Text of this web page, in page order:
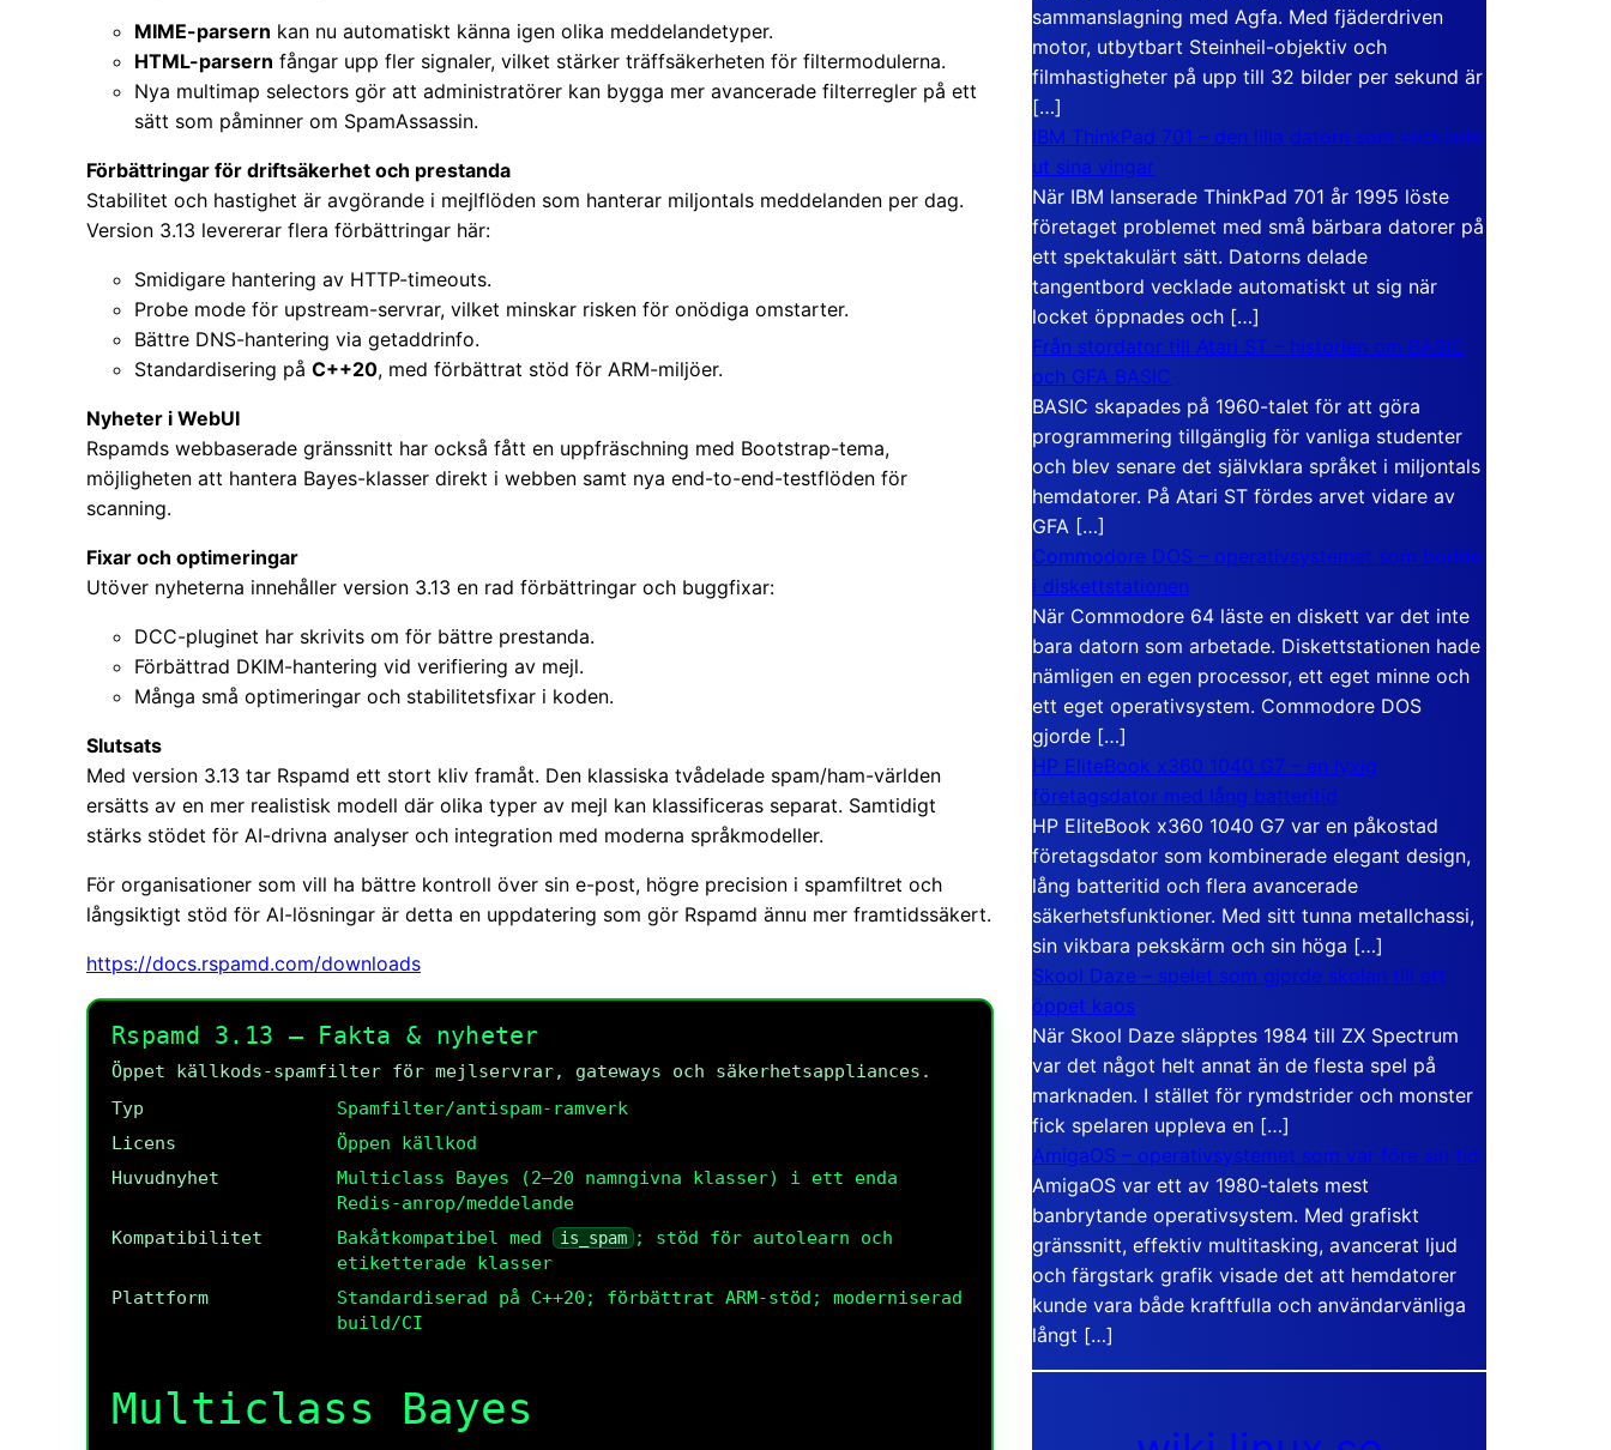
MIME-parsern kan nu automatiskt känna igen olika meddelandetyper.
HTML-parsern fångar upp fler signaler, vilket stärker träffsäkerheten för filtermodulerna.
Nya multimap selectors gör att administratörer kan bygga mer avancerade filterregler på ett
sätt som påminner om SpamAssassin.
Förbättringar för driftsäkerhet och prestanda
Stabilitet och hastighet är avgörande i mejlflöden som hanterar miljontals meddelanden per dag.
Version 3.13 levererar flera förbättringar här:
Smidigare hantering av HTTP-timeouts.
Probe mode för upstream-servrar, vilket minskar risken för onödiga omstarter.
Bättre DNS-hantering via getaddrinfo.
Standardisering på C++20, med förbättrat stöd för ARM-miljöer.
Nyheter i WebUI
Rspamds webbaserade gränssnitt har också fått en uppfräschning med Bootstrap-tema,
möjligheten att hantera Bayes-klasser direkt i webben samt nya end-to-end-testflöden för
scanning.
Fixar och optimeringar
Utöver nyheterna innehåller version 3.13 en rad förbättringar och buggfixar:
DCC-pluginet har skrivits om för bättre prestanda.
Förbättrad DKIM-hantering vid verifiering av mejl.
Många små optimeringar och stabilitetsfixar i koden.
Slutsats
Med version 3.13 tar Rspamd ett stort kliv framåt. Den klassiska tvådelade spam/ham-världen
ersätts av en mer realistisk modell där olika typer av mejl kan klassificeras separat. Samtidigt
stärks stödet för AI-drivna analyser och integration med moderna språkmodeller.
För organisationer som vill ha bättre kontroll över sin e-post, högre precision i spamfiltret och
långsiktigt stöd för AI-lösningar är detta en uppdatering som gör Rspamd ännu mer framtidssäkert.
https://docs.rspamd.com/downloads
Rspamd 3.13 — Fakta & nyheter
Öppet källkods-spamfilter för mejlservrar, gateways och säkerhetsappliances.
Typ
Spamfilter/antispam-ramverk
Licens
Öppen källkod
Huvudnyhet
Multiclass Bayes (2–20 namngivna klasser) i ett enda
Redis-anrop/meddelande
Kompatibilitet
Bakåtkompatibel med is_spam ; stöd för autolearn och
etiketterade klasser
Plattform
Standardiserad på C++20; förbättrat ARM-stöd; moderniserad
build/CI
Multiclass Bayes
sammanslagning med Agfa. Med fjäderdriven
motor, utbytbart Steinheil-objektiv och
filmhastigheter på upp till 32 bilder per sekund är
[…]
IBM ThinkPad 701 – den lilla datorn som vecklade
ut sina vingar
När IBM lanserade ThinkPad 701 år 1995 löste
företaget problemet med små bärbara datorer på
ett spektakulärt sätt. Datorns delade
tangentbord vecklade automatiskt ut sig när
locket öppnades och […]
Från stordator till Atari ST – historien om BASIC
och GFA BASIC
BASIC skapades på 1960-talet för att göra
programmering tillgänglig för vanliga studenter
och blev senare det självklara språket i miljontals
hemdatorer. På Atari ST fördes arvet vidare av
GFA […]
Commodore DOS – operativsystemet som bodde
i diskettstationen
När Commodore 64 läste en diskett var det inte
bara datorn som arbetade. Diskettstationen hade
nämligen en egen processor, ett eget minne och
ett eget operativsystem. Commodore DOS
gjorde […]
HP EliteBook x360 1040 G7 – en lyxig
företagsdator med lång batteritid
HP EliteBook x360 1040 G7 var en påkostad
företagsdator som kombinerade elegant design,
lång batteritid och flera avancerade
säkerhetsfunktioner. Med sitt tunna metallchassi,
sin vikbara pekskärm och sin höga […]
Skool Daze – spelet som gjorde skolan till ett
öppet kaos
När Skool Daze släpptes 1984 till ZX Spectrum
var det något helt annat än de flesta spel på
marknaden. I stället för rymdstrider och monster
fick spelaren uppleva en […]
AmigaOS – operativsystemet som var före sin tid
AmigaOS var ett av 1980-talets mest
banbrytande operativsystem. Med grafiskt
gränssnitt, effektiv multitasking, avancerat ljud
och färgstark grafik visade det att hemdatorer
kunde vara både kraftfulla och användarvänliga
långt […]